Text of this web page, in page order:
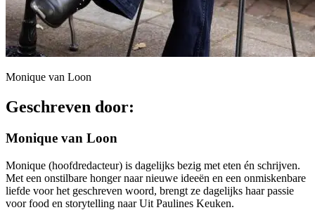
Monique van Loon
Geschreven door:
Monique van Loon
Monique (hoofdredacteur) is dagelijks bezig met eten én schrijven.
Met een onstilbare honger naar nieuwe ideeën en een onmiskenbare
liefde voor het geschreven woord, brengt ze dagelijks haar passie
voor food en storytelling naar Uit Paulines Keuken.